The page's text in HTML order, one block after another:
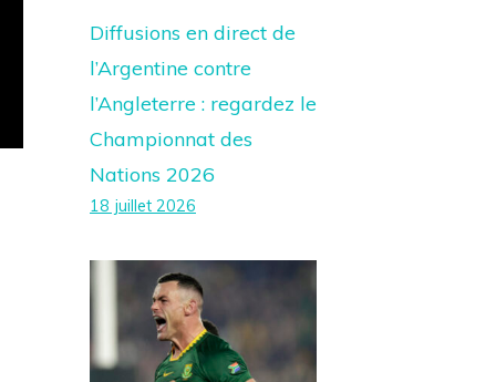
Diffusions en direct de
l’Argentine contre
l’Angleterre : regardez le
Championnat des
Nations 2026
18 juillet 2026